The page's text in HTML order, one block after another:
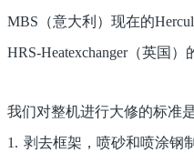
MBS（意大利）现在的
HRS-Heatexchanger（英国）
我们对整机进行大修的标准是
1. 剥去框架，喷砂和喷涂钢